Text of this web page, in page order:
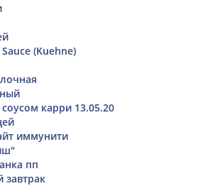
(Kuehne)
карри 13.05.20
иммунити
пп
завтрак